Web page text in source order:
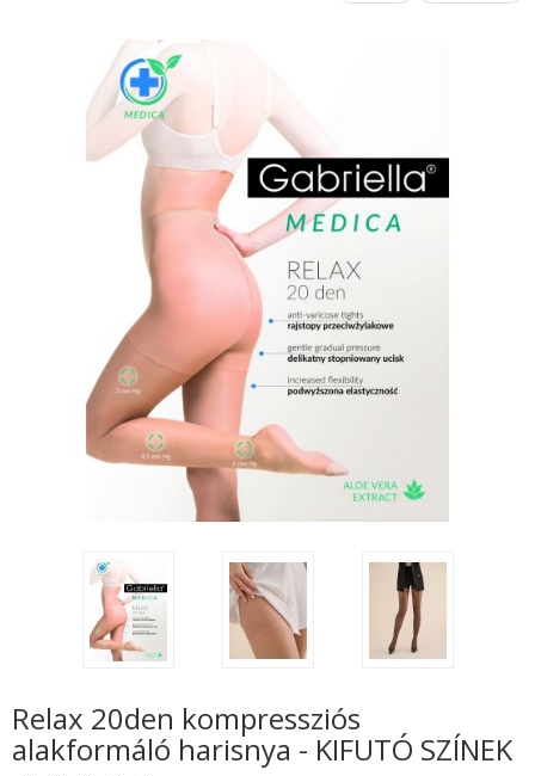
Relax 20den kompressziós
alakformáló harisnya - KIFUTÓ SZÍNEK